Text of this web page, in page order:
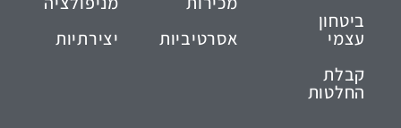
ביטחון
עצמי
קבלת
החלטות
אסרטיביות
יצירתיות